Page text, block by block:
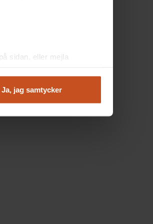
sidan, eller mejla
Ja, jag samtycker